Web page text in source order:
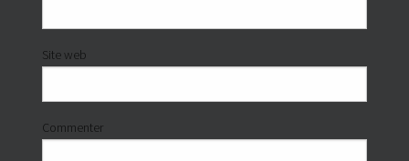
Site web
Commenter